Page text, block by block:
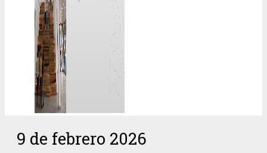
9 de febrero 2026